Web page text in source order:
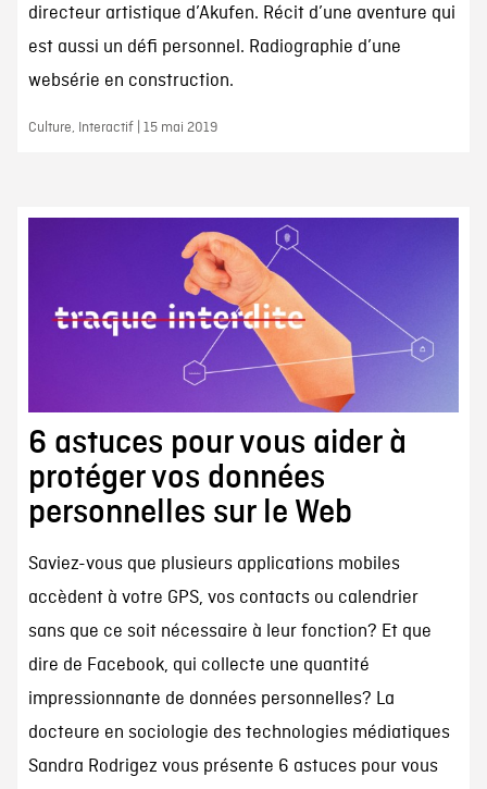
directeur artistique d’Akufen. Récit d’une aventure qui
est aussi un défi personnel. Radiographie d’une
websérie en construction.
Culture, Interactif | 15 mai 2019
6 astuces pour vous aider à
protéger vos données
personnelles sur le Web
Saviez-vous que plusieurs applications mobiles
accèdent à votre GPS, vos contacts ou calendrier
sans que ce soit nécessaire à leur fonction? Et que
dire de Facebook, qui collecte une quantité
impressionnante de données personnelles? La
docteure en sociologie des technologies médiatiques
Sandra Rodrigez vous présente 6 astuces pour vous